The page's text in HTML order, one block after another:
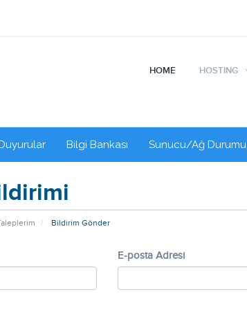
HOME HOSTING
Bilgi Bankası Sunucu/Ağ Durumu
Bildirim Gönder
E-posta Adresi